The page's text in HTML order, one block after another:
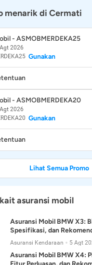
menarik di Cermati
- ASMOBMERDEKA25
2026
Gunakan
- ASMOBMERDEKA20
2026
Gunakan
Lihat Semua Promo
asuransi mobil
Asuransi Mobil BMW X3:
Spesifikasi, dan
Asuransi Kendaraan 5 Agt
Asuransi Mobil BMW X4: